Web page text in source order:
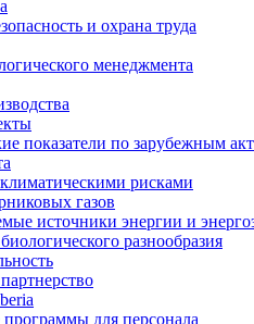
и охрана труда
менеджмента
показатели по зарубежным
рисками
газов
источники энергии и
разнообразия
для персонала